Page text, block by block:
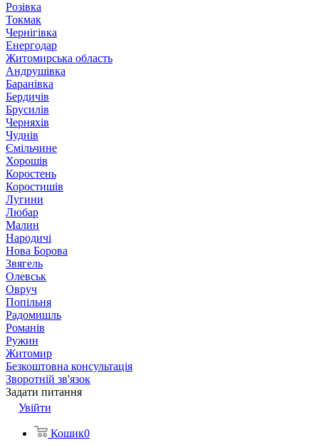
Розівка
Токмак
Чернігівка
Енергодар
Житомирська область
Андрушівка
Баранівка
Бердичів
Брусилів
Черняхів
Чуднів
Ємільчине
Хорошів
Коростень
Коростишів
Лугини
Любар
Малин
Народичі
Нова Борова
Звягель
Олевськ
Овруч
Попільня
Радомишль
Романів
Ружин
Житомир
Безкоштовна консультація
Зворотній зв'язок
Задати питання
Увійти
Кошик0